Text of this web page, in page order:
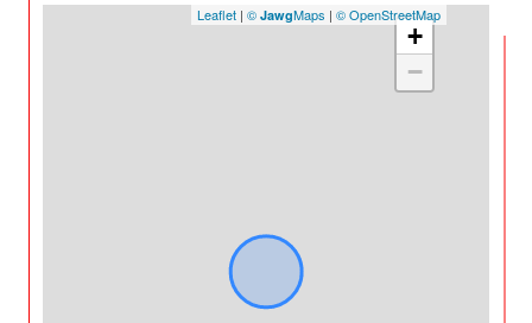
+
−
Leaflet | © JawgMaps | © OpenStreetMap